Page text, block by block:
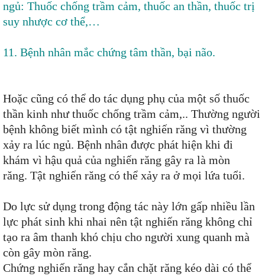
ngủ: Thuốc chống trầm cảm, thuốc an thần, thuốc trị
suy nhược cơ thể,…
11. Bệnh nhân mắc chứng tâm thần, bại não.
Hoặc cũng có thể do tác dụng phụ của một số thuốc
thần kinh như thuốc chống trầm cảm,.. Thường người
bệnh không biết mình có tật nghiến răng vì thường
xảy ra lúc ngủ. Bệnh nhân được phát hiện khi đi
khám vì hậu quả của nghiến răng gây ra là mòn
răng. Tật nghiến răng có thể xảy ra ở mọi lứa tuổi.
Do lực sử dụng trong động tác này lớn gấp nhiều lần
lực phát sinh khi nhai nên tật nghiến răng không chỉ
tạo ra âm thanh khó chịu cho người xung quanh mà
còn gây mòn răng.
Chứng nghiến răng hay cắn chặt răng kéo dài có thể